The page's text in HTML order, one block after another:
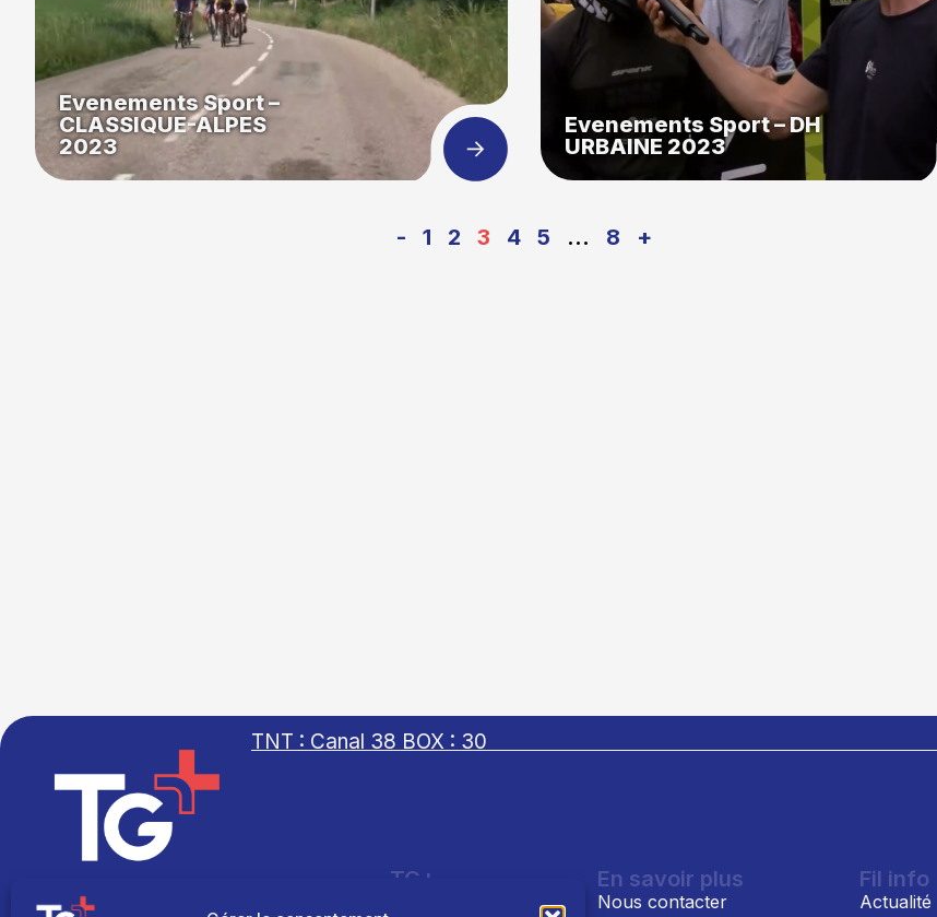
Evenements Sport –
CLASSIQUE-ALPES
2023
Evenements Sport – DH
URBAINE 2023
- 1 2 3 4 5 … 8 +
TNT : Canal 38 BOX : 30
Site réalisé par
TG+ En savoir plus
Nous contacter
Fil info
Actualité